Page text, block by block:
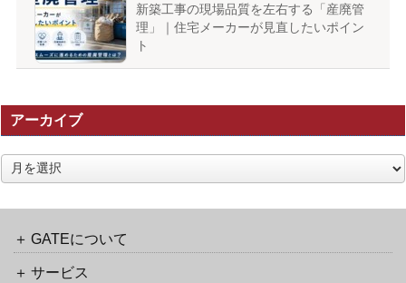
新築工事の現場品質を左右する「産廃管
理」｜住宅メーカーが見直したいポイン
ト
アーカイブ
ア
ー
GATEについて
サービス